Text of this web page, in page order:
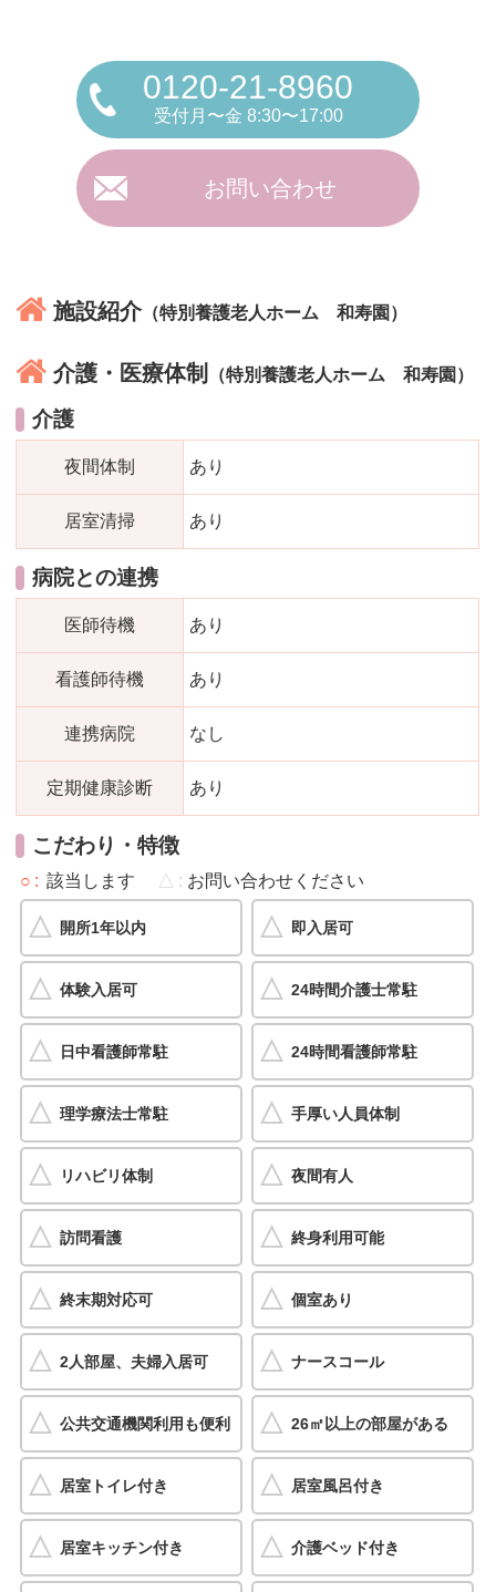
0120-21-8960
受付月〜金 8:30〜17:00
お問い合わせ
施設紹介（特別養護老人ホーム 和寿園）
介護・医療体制 （特別養護老人ホーム 和寿園）
介護
夜間体制 あり
居室清掃 あり
病院との連携
医師待機 あり
看護師待機 あり
連携病院 なし
定期健康診断 あり
こだわり・特徴
○ 該当します △ お問い合わせください
開所1年以内 即入居可
体験入居可 24時間介護士常駐
日中看護師常駐 24時間看護師常駐
理学療法士常駐 手厚い人員体制
リハビリ体制 夜間有人
訪問看護 終身利用可能
終末期対応可 個室あり
2人部屋、夫婦入居可 ナースコール
公共交通機関利用も便利 26㎡以上の部屋がある
居室トイレ付き 居室風呂付き
居室キッチン付き 介護ベッド付き